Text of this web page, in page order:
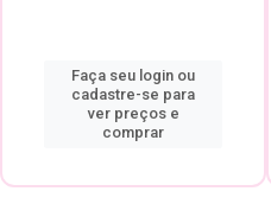
Faça seu login ou
cadastre-se para
ver preços e
comprar